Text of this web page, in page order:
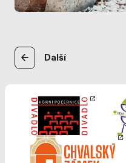
Navigace
pro
příspěvek
Další